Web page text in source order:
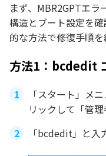
まず、MBR2GPTエ
構造とブート設定を
的な方法で修復手順を
方法1：bcdedit
「スタート」メ
リックして「管
「bcdedit」と入